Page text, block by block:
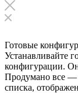
Готовые
Устанавливайте
конфигурации.
Продумано все —
списка,